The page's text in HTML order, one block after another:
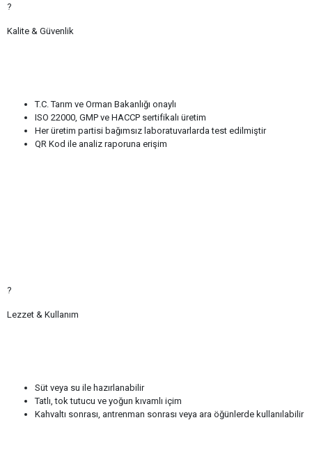
?
Kalite & Güvenlik
T.C. Tarım ve Orman Bakanlığı onaylı
ISO 22000, GMP ve HACCP sertifikalı üretim
Her üretim partisi bağımsız laboratuvarlarda test edilmiştir
QR Kod ile analiz raporuna erişim
?
Lezzet & Kullanım
Süt veya su ile hazırlanabilir
Tatlı, tok tutucu ve yoğun kıvamlı içim
Kahvaltı sonrası, antrenman sonrası veya ara öğünlerde kullanılabilir